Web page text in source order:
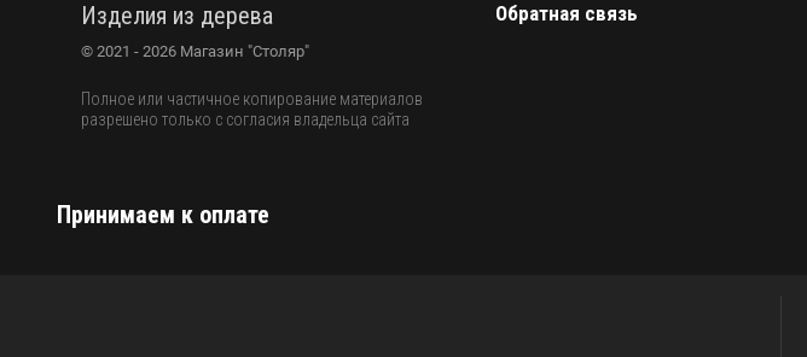
Изделия из дерева
© 2021 - 2026 Магазин "Столяр"
Полное или частичное копирование материалов
разрешено только с согласия владельца сайта
Обратная связь
Принимаем к оплате